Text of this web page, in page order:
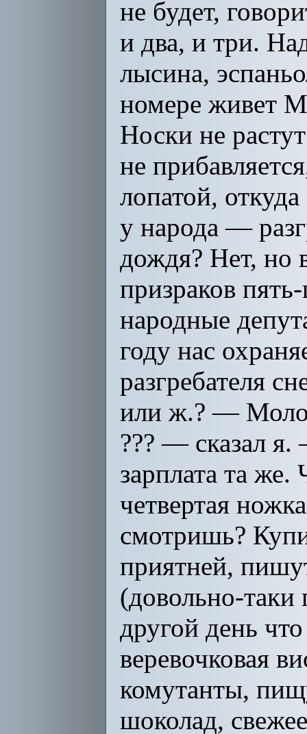
не будет,
и два, и три.
лысина,
номере живет
Носки не
не
лопатой,
у народа —
дождя? Нет, но
призраков
народные
году нас
разгребателя
или ж.? —
??? — сказал
зарплата та
четвертая
смотришь?
приятней,
(довольно-
другой день
веревочковая
комутанты,
шоколад,